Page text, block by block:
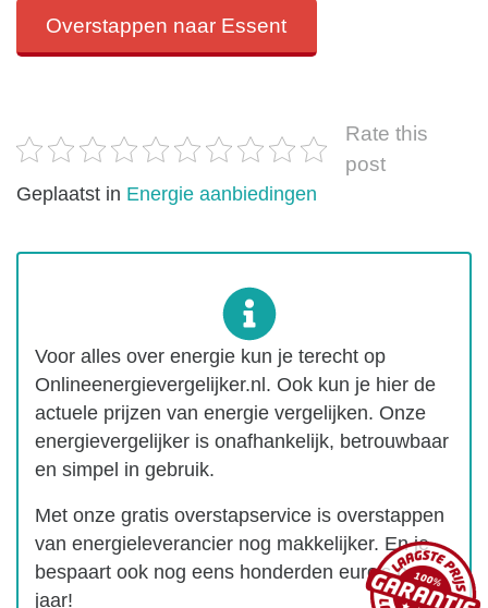
Overstappen naar Essent
Rate this
post
Geplaatst in Energie aanbiedingen
Voor alles over energie kun je terecht op
Onlineenergievergelijker.nl. Ook kun je hier de
actuele prijzen van energie vergelijken. Onze
energievergelijker is onafhankelijk, betrouwbaar
en simpel in gebruik.
Met onze gratis overstapservice is overstappen
van energieleverancier nog makkelijker. En je
bespaart ook nog eens honderden euro's per
jaar!